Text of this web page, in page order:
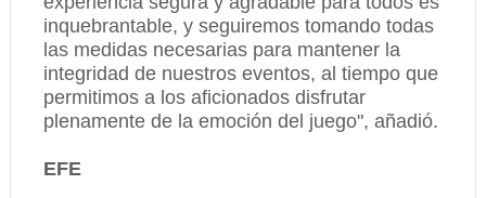
inquebrantable, y seguiremos tomando todas
las medidas necesarias para mantener la
integridad de nuestros eventos, al tiempo que
permitimos a los aficionados disfrutar
plenamente de la emoción del juego", añadió.
EFE